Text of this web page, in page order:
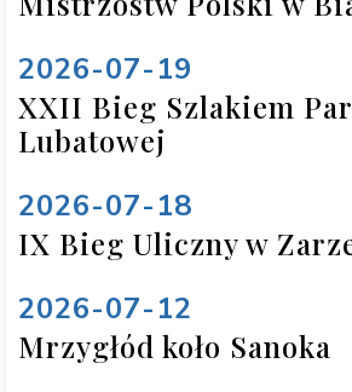
2026-07-19
XXII Bieg Szlakiem
Lubatowej
2026-07-18
IX Bieg Uliczny w
2026-07-12
Mrzygłód koło Sanoka